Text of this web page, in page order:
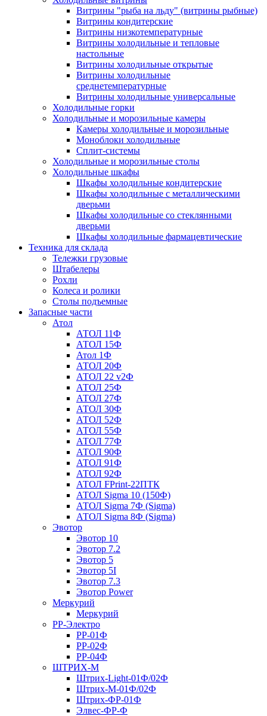
Витрины "рыба на льду" (витрины рыбные)
Витрины кондитерские
Витрины низкотемпературные
Витрины холодильные и тепловые
настольные
Витрины холодильные открытые
Витрины холодильные
среднетемпературные
Витрины холодильные универсальные
Холодильные горки
Холодильные и морозильные камеры
Камеры холодильные и морозильные
Моноблоки холодильные
Сплит-системы
Холодильные и морозильные столы
Холодильные шкафы
Шкафы холодильные кондитерские
Шкафы холодильные с металлическими
дверьми
Шкафы холодильные со стеклянными
дверьми
Шкафы холодильные фармацевтические
Техника для склада
Тележки грузовые
Штабелеры
Рохли
Колеса и ролики
Столы подъемные
Запасные части
Атол
АТОЛ 11Ф
АТОЛ 15Ф
Атол 1Ф
АТОЛ 20Ф
АТОЛ 22 v2Ф
АТОЛ 25Ф
АТОЛ 27Ф
АТОЛ 30Ф
АТОЛ 52Ф
АТОЛ 55Ф
АТОЛ 77Ф
АТОЛ 90Ф
АТОЛ 91Ф
АТОЛ 92Ф
АТОЛ FPrint-22ПТК
АТОЛ Sigma 10 (150Ф)
АТОЛ Sigma 7Ф (Sigma)
АТОЛ Sigma 8Ф (Sigma)
Эвотор
Эвотор 10
Эвотор 7.2
Эвотор 5
Эвотор 5I
Эвотор 7.3
Эвотор Power
Меркурий
Меркурий
РР-Электро
РР-01Ф
РР-02Ф
РР-04Ф
ШТРИХ-М
Штрих-Light-01Ф/02Ф
Штрих-М-01Ф/02Ф
Штрих-ФР-01Ф
Элвес-ФР-Ф